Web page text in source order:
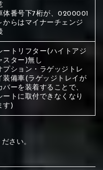
択ください。
③Red
部分にカラ
ください。
場所を選択
さい。
場所を選択
さい。
場所を選択
さい。
体番号下7桁が、0200001
からはマイナーチェンジ
ートリフター(ハイトアジ
スター)無し
プション・ラゲッジトレ
装備車(ラゲッジトレイが
バーを装着することで、
ートに取付できなくなり
す)
さい。